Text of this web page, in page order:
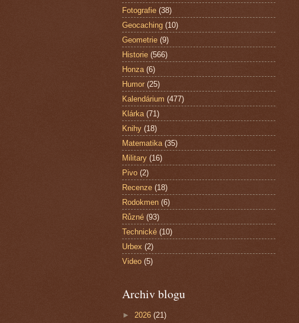
Fotografie (38)
Geocaching (10)
Geometrie (9)
Historie (566)
Honza (6)
Humor (25)
Kalendárium (477)
Klárka (71)
Knihy (18)
Matematika (35)
Military (16)
Pivo (2)
Recenze (18)
Rodokmen (6)
Různé (93)
Technické (10)
Urbex (2)
Video (5)
Archiv blogu
► 2026 (21)